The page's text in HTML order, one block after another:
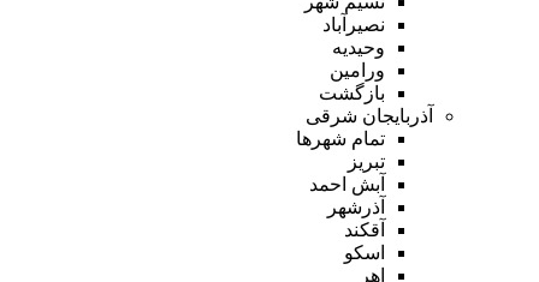
نصیرآباد
وحیدیه
ورامین
بازگشت
آذربایجان شرقی
تمام شهر‌ها
تبریز
آبش احمد
آذرشهر
آقکند
اسکو
اهر